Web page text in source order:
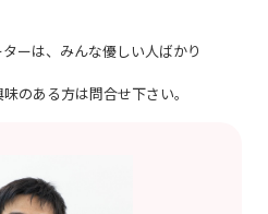
ーは、みんな優しい人ばかり
のある方は問合せ下さい。